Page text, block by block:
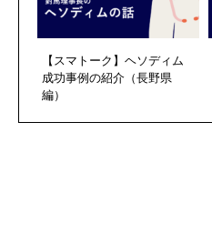
【スマトーク】ヘソディム
成功事例の紹介（長野県
編）